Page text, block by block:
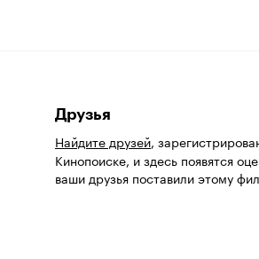
Друзья
Найдите друзей,
Кинопоиске, и здесь появятся
ваши друзья поставили этому